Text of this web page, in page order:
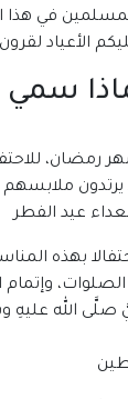
الأعياد
سمي
رمضان،
يرتدون
عيد الفطر
بهذه
وإتمام
صلَّى الله